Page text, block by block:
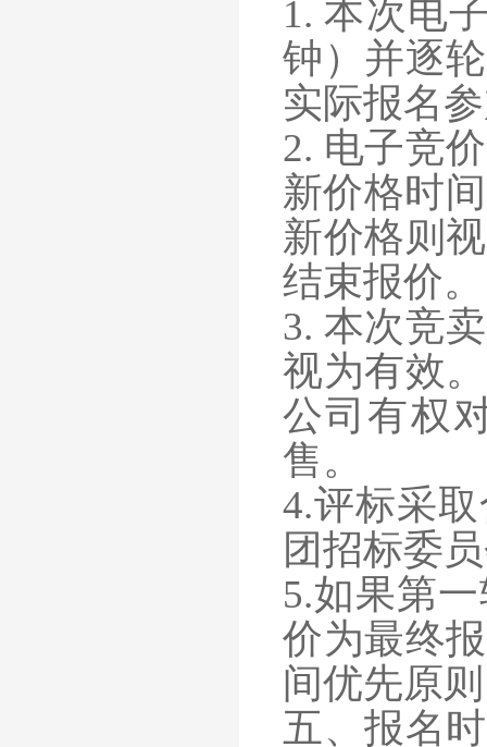
1. 本次电
钟）并逐
实际报名
2. 电子竞
新价格时
新价格则
结束报价。
3. 本次竞
视为有效
公司有权
售。
4.评标采
团招标委
5.如果第
价为最终
间优先原
五、报名